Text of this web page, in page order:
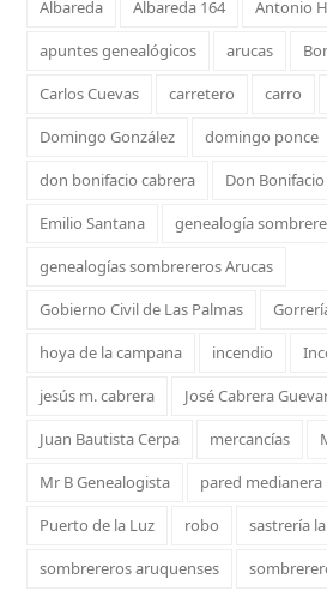
Albareda Albareda 164
Antonio
apuntes genealógicos
arucas
Carlos Cuevas
carretero carro
Domingo González
domingo ponce
don bonifacio cabrera
Don
Emilio Santana
genealogía
genealogías sombrereros Arucas
Gobierno Civil de Las Palmas
hoya de la campana
incendio
jesús m. cabrera
José Cabrera
Juan Bautista Cerpa
mercancías
Mr B Genealogista
pared medianera
Puerto de la Luz
robo
sastrería
sombrereros aruquenses